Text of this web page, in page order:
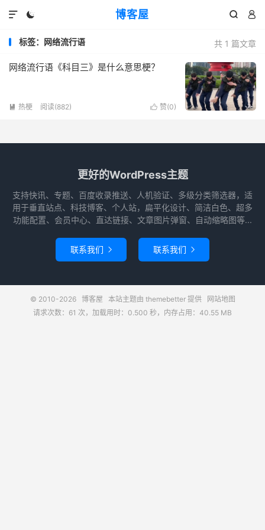
博客屋
  

共 1 篇文章
标签：网络流行语
网络流行语《科目三》是什么意思梗？
 赞(0)
 热梗 阅读(882)
更好的WordPress主题
支持快讯、专题、百度收录推送、人机验证、多级分类筛选器，适
用于垂直站点、科技博客、个人站，扁平化设计、简洁白色、超多
功能配置、会员中心、直达链接、文章图片弹窗、自动缩略图等...
联系我们  联系我们 
© 2010-2026 博客屋 本站主题由 themebetter提供
网站地图
请求次数：61 次，加载用时：0.500 秒，内存占用：40.55 MB